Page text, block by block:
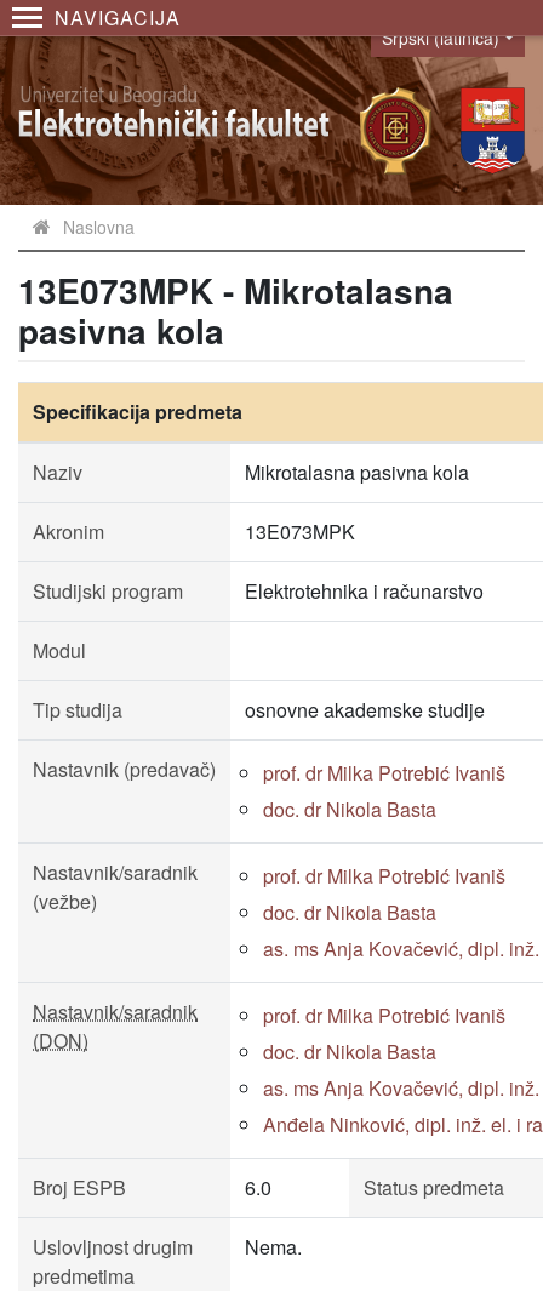
NAVIGACIJA
Language
Srpski (latinica)
Naslovna
13E073MPK - Mikrotalasna
pasivna kola
Specifikacija predmeta
Naziv Mikrotalasna pasivna kola
Akronim 13E073MPK
Studijski program Elektrotehnika i računarstvo
Modul
Tip studija osnovne akademske studije
Nastavnik (predavač)
prof. dr Milka Potrebić Ivaniš
doc. dr Nikola Basta
Nastavnik/saradnik
(vežbe)
prof. dr Milka Potrebić Ivaniš
doc. dr Nikola Basta
as. ms Anja Kovačević, dipl.
Nastavnik/saradnik
(DON)
prof. dr Milka Potrebić Ivaniš
doc. dr Nikola Basta
as. ms Anja Kovačević, dipl.
Anđela Ninković, dipl. inž. el. i
Broj ESPB 6.0 Status predmeta
Uslovljnost drugim
predmetima
Nema.